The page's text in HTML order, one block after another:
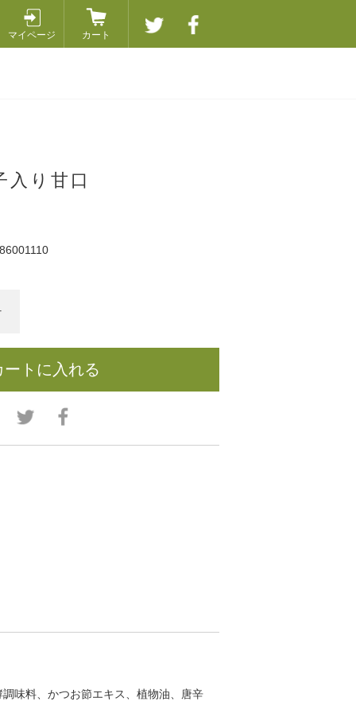
マイページ カート
入り甘口
ートに入れる
味料、かつお節エキス、植物油、唐辛